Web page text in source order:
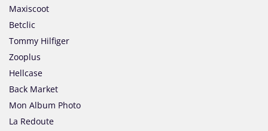
Maxiscoot
Betclic
Tommy Hilfiger
Zooplus
Hellcase
Back Market
Mon Album Photo
La Redoute